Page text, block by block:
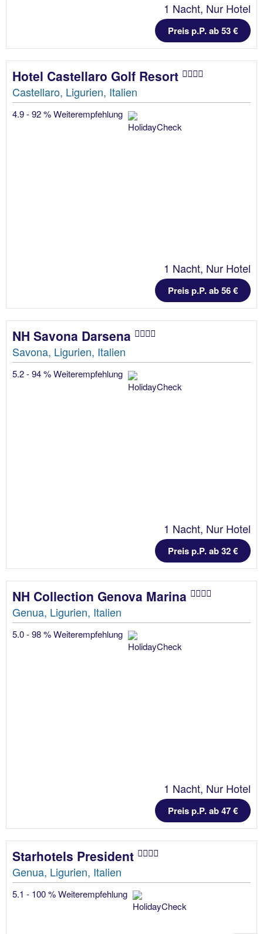
1 Nacht, Nur Hotel
Preis p.P. ab 53 €
Hotel Castellaro Golf Resort
Castellaro, Ligurien, Italien
4.9 - 92 % Weiterempfehlung
1 Nacht, Nur Hotel
Preis p.P. ab 56 €
NH Savona Darsena
Savona, Ligurien, Italien
5.2 - 94 % Weiterempfehlung
1 Nacht, Nur Hotel
Preis p.P. ab 32 €
NH Collection Genova Marina
Genua, Ligurien, Italien
5.0 - 98 % Weiterempfehlung
1 Nacht, Nur Hotel
Preis p.P. ab 47 €
Starhotels President
Genua, Ligurien, Italien
5.1 - 100 % Weiterempfehlung